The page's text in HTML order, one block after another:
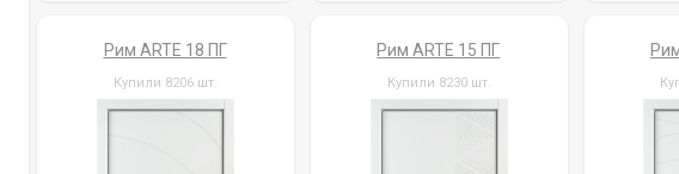
Рим ARTE 18 ПГ
Купили 8206 шт.
Рим ARTE 15 ПГ
Купили 8230 шт.